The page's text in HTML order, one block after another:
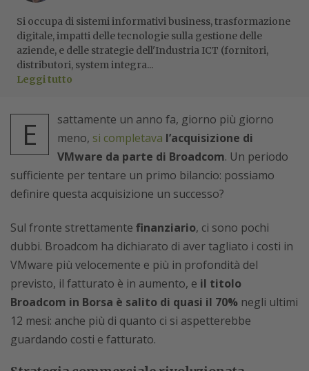
Si occupa di sistemi informativi business, trasformazione
digitale, impatti delle tecnologie sulla gestione delle
aziende, e delle strategie dell'Industria ICT (fornitori,
distributori, system integra...
Leggi tutto
E
sattamente un anno fa, giorno più giorno
meno, si completava l’acquisizione di
VMware da parte di Broadcom. Un periodo
sufficiente per tentare un primo bilancio: possiamo
definire questa acquisizione un successo?
Sul fronte strettamente finanziario, ci sono pochi
dubbi. Broadcom ha dichiarato di aver tagliato i costi in
VMware più velocemente e più in profondità del
previsto, il fatturato è in aumento, e il titolo
Broadcom in Borsa è salito di quasi il 70% negli ultimi
12 mesi: anche più di quanto ci si aspetterebbe
guardando costi e fatturato.